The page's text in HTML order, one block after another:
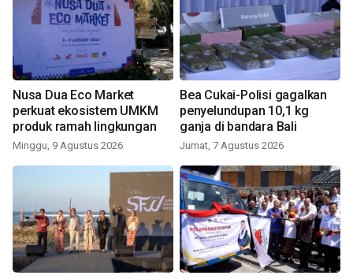
Nusa Dua Eco Market
perkuat ekosistem UMKM
produk ramah lingkungan
Minggu, 9 Agustus 2026
Bea Cukai-Polisi gagalkan
penyelundupan 10,1 kg
ganja di bandara Bali
Jumat, 7 Agustus 2026